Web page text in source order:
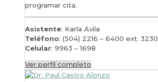
programar cita.
Asistente: Karla Ávila
Teléfono: (504) 2216 – 6400 ext. 3230
Celular: 9963 – 1698
Ver perfil completo